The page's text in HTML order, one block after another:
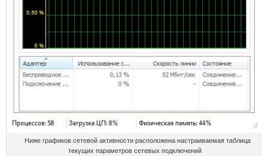
Ниже графиков сетевой активности расположена настраиваемая таблица
текущих параметров сетевых подключений